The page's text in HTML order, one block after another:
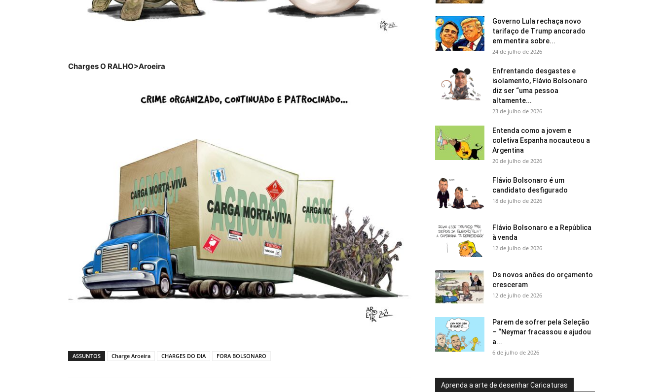
Charges O RALHO>Aroeira
ASSUNTOS Charge Aroeira CHARGES DO DIA FORA BOLSONARO
Governo Lula rechaça novo
tarifaço de Trump ancorado
em mentira sobre...
24 de julho de 2026
Enfrentando desgastes e
isolamento, Flávio Bolsonaro
diz ser “uma pessoa
altamente...
23 de julho de 2026
Entenda como a jovem e
coletiva Espanha nocauteou a
Argentina
20 de julho de 2026
Flávio Bolsonaro é um
candidato desfigurado
18 de julho de 2026
Flávio Bolsonaro e a República
à venda
12 de julho de 2026
Os novos anões do orçamento
cresceram
12 de julho de 2026
Parem de sofrer pela Seleção
– “Neymar fracassou e ajudou
a...
6 de julho de 2026
Aprenda a arte de desenhar Caricaturas